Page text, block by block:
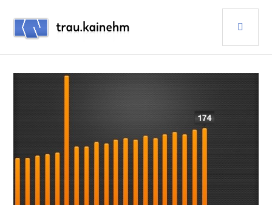
content
TRAU.KAINEHM